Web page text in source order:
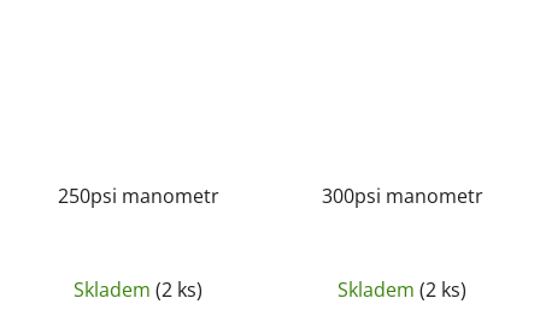
250psi manometr
Skladem (2 ks)
300psi manometr
Skladem (2 ks)